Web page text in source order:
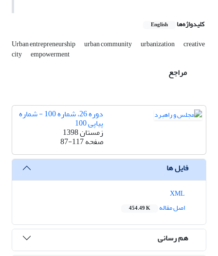
کلیدواژه‌ها English
Urban entrepreneurship urban community urbanization creative
city empowerment
مراجع
دوره 26، شماره 100 - شماره
پیاپی 100
زمستان 1398
صفحه87-117
فایل ها
اصل مقاله
454.49 K
هم رسانی